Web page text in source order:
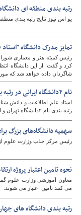
امروز
رتبه بندی منطقه ای دانشگاهها ۸ آبان اعلام
یو اس نیوز نتایج رتبه بندی منطقه ای
تمایز مدرک دانشگاه
رئیس کمیته هنر و معماری
کرد و گفت: از این دانشگاه
شاگردان داده خواهد شد که
نام ۲دانشگاه ایرانی در رتبه بندی موضوعی تایمز/بهترین ها در ۳ رشته
استاد علم اطلاعات و دانش
رتبه بندی نام ۲دانشگاه تهران و اصفهان نیز قرار گرفته است.
سهمیه دانشگاه‌های بزرگ
رئیس مرکز جذب وزارت علوم
نحوه تامین اعتبار پروژه
معاون آموزشی وزارت علوم
می کنند تامین اعتبار می شوند.
رتبه بندی دانشگاه های جهان در ۱۱رشته موضوعی از ۲۵مهر